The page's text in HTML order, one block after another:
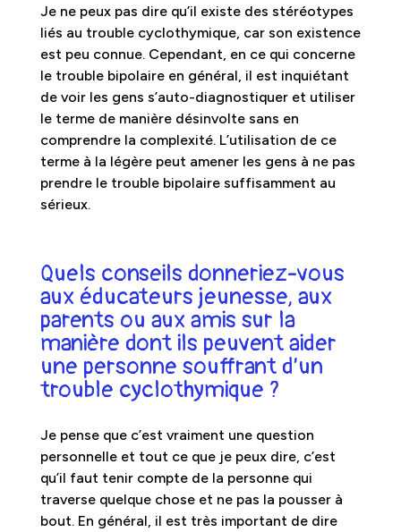
Je ne peux pas dire qu’il existe des stéréotypes
liés au trouble cyclothymique, car son existence
est peu connue. Cependant, en ce qui concerne
le trouble bipolaire en général, il est inquiétant
de voir les gens s’auto-diagnostiquer et utiliser
le terme de manière désinvolte sans en
comprendre la complexité. L’utilisation de ce
terme à la légère peut amener les gens à ne pas
prendre le trouble bipolaire suffisamment au
sérieux.
Quels conseils donneriez-vous
aux éducateurs jeunesse, aux
parents ou aux amis sur la
manière dont ils peuvent aider
une personne souffrant d’un
trouble cyclothymique ?
Je pense que c’est vraiment une question
personnelle et tout ce que je peux dire, c’est
qu’il faut tenir compte de la personne qui
traverse quelque chose et ne pas la pousser à
bout. En général, il est très important de dire